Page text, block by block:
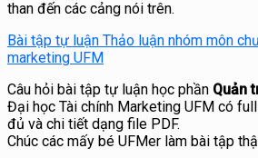
than đến các cảng nói trên.
Bài tập tự luận Thảo luận nhóm môn
marketing UFM
Câu hỏi bài tập tự luận học phần Quản
Đại học Tài chính Marketing UFM có
đủ và chi tiết dạng file PDF.
Chúc các mấy bé UFMer làm bài tập